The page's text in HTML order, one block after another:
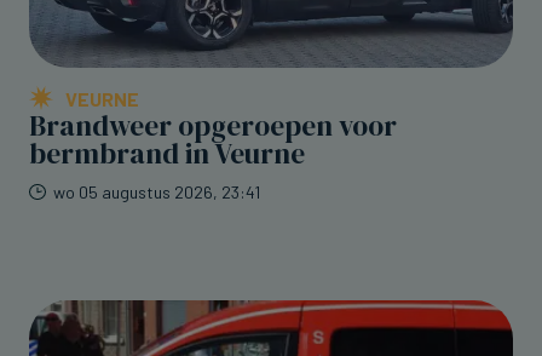
VEURNE
Brandweer opgeroepen voor
bermbrand in Veurne
wo 05 augustus 2026, 23:41